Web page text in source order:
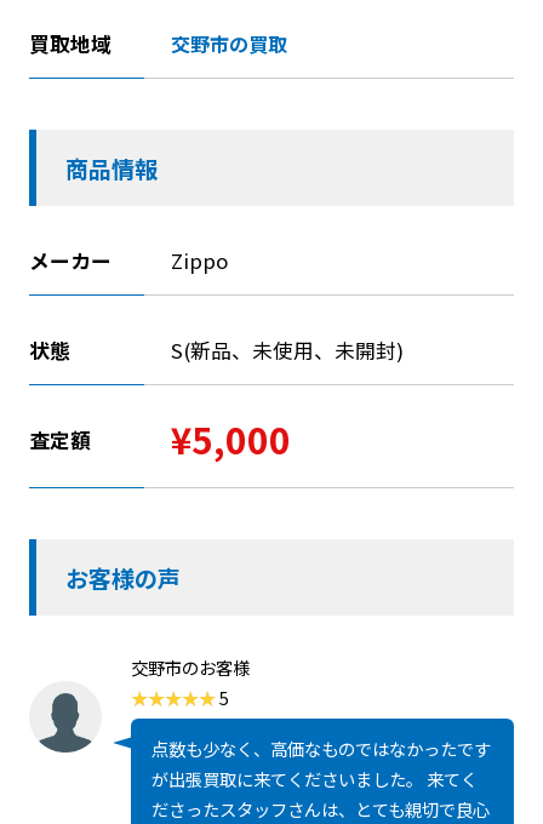
買取地域 交野市の買取
商品情報
メーカー Zippo
状態 S(新品、未使用、未開封)
査定額 ¥5,000
お客様の声
交野市のお客様
5
点数も少なく、高価なものではなかったです
が出張買取に来てくださいました。 来てく
ださったスタッフさんは、とても親切で良心